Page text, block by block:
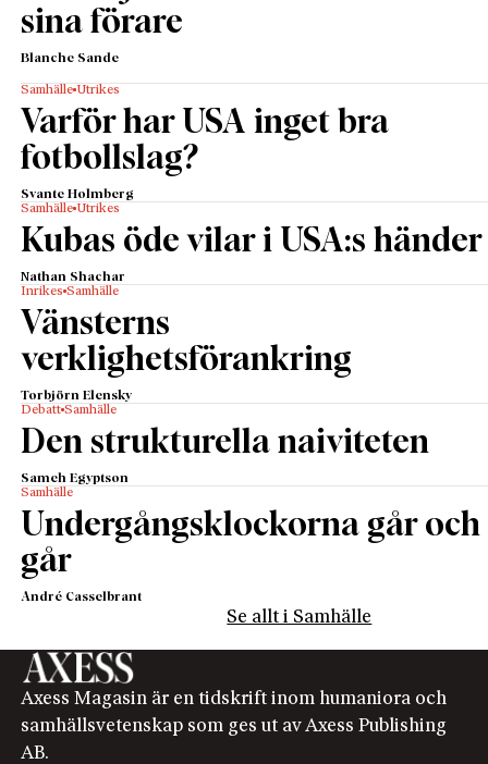
sina förare
Blanche Sande
Samhälle Utrikes
Varför har USA inget bra
fotbollslag?
Svante Holmberg
Samhälle Utrikes
Kubas öde vilar i USA:s händer
Nathan Shachar
Inrikes Samhälle
Vänsterns
verklighetsförankring
Torbjörn Elensky
Debatt Samhälle
Den strukturella naiviteten
Sameh Egyptson
Samhälle
Undergångsklockorna går och
går
André Casselbrant
Se allt i Samhälle
Axess Magasin är en tidskrift inom humaniora och
samhällsvetenskap som ges ut av Axess Publishing
AB.